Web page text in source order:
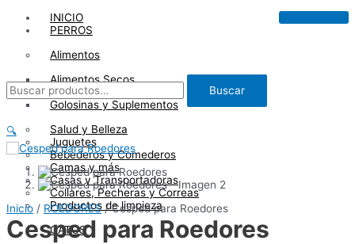
INICIO
PERROS
Alimentos
Alimentos Secos
Alimentos Húmedos
Golosinas y Suplementos
Salud y Belleza
Juguetes
Bebederos y Comederos
Camas y más
Casas y Transportadoras
Collares, Pecheras y Correas
Productos de limpieza
GATOS
Buscar
por:
Buscar
🔍
Inicio / ROEDORES/ Cesped para Roedores
Cesped para Roedores